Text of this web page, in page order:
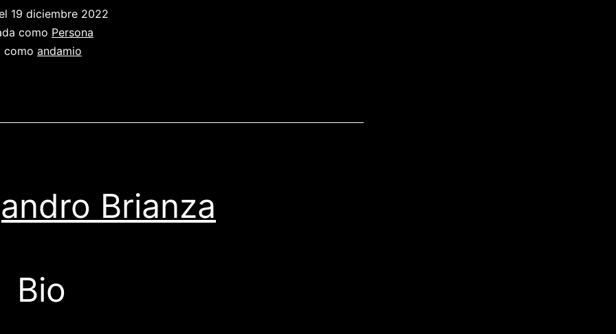
19 diciembre 2022
como Persona
como andamio
Brianza
Bio